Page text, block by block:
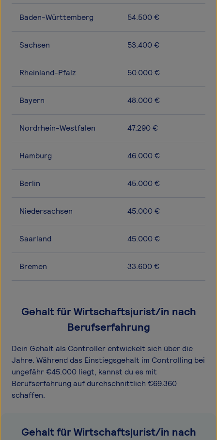
Baden-Württemberg 54.500 €
Sachsen 53.400 €
Rheinland-Pfalz 50.000 €
Bayern 48.000 €
Nordrhein-Westfalen 47.290 €
Hamburg 46.000 €
Berlin 45.000 €
Niedersachsen 45.000 €
Saarland 45.000 €
Bremen 33.600 €
Gehalt für Wirtschaftsjurist/in nach
Berufserfahrung
Dein Gehalt als Controller entwickelt sich über die
Jahre. Während das Einstiegsgehalt im Controlling bei
ungefähr €45.000 liegt, kannst du es mit
Berufserfahrung auf durchschnittlich €69.360
schaffen.
Gehalt für Wirtschaftsjurist/in nach